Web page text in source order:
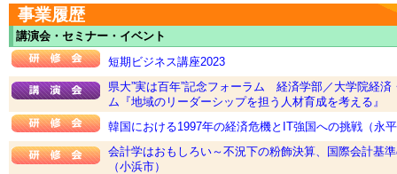
事業履歴
講演会・セミナー・イベント
短期ビジネス講座2023
県大”実は百年”記念フォーラム 経済学部／大学院経済
ム『地域のリーダーシップを担う人材育成を考える』
韓国における1997年の経済危機とIT強国への挑戦（永
会計学はおもしろい～不況下の粉飾決算、国際会計基
（小浜市）